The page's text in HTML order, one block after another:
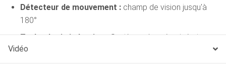
Détecteur de mouvement : champ de vision jusqu'à
180°
Technologie induction :Système plus sécurisé et
facilitant la manipulation de la fontaine
Vidéo